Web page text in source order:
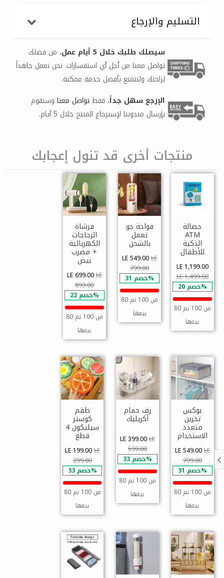
التسليم والإرجاع
سيصلك طلبك خلال 5 أيام عمل.
من فضلك
تواصل معنا من أجل أي استفسارات. نحن نعمل جاهداً
لراحتك ولتتمتع بأفضل خدمة ممكنة.
الإرجع سهل جداً، فقط تواصل معنا وسنقوم
بإرسال مندوبنا لإسترجاع المنتج خلال 5 أيام.
منتجات أخرى قد تنول إعجابك
حصالة
ATM
الذكية
للأطفال
LE 1,199.00
LE 1,499.00
خصم 20%
80 من 100 تم
بيعها
فواحة جو
تعمل
بالشحن
LE 549.00LE
799.00
خصم 31%
80 من 100 تم
بيعها
فرشاة
الزجاجات
الكهربائية
+ مضرب
بيض
LE 699.00LE
899.00
خصم 22%
80 من 100 تم
بيعها
بوكس
تخزين
متعدد
الاستخدام
LE 549.00LE
799.00
خصم 31%
80 من 100 تم
بيعها
رف حمام
أكريليك
LE 399.00LE
599.00
خصم 33%
80 من 100 تم
بيعها
طقم
كوستر
سيليكون 4
قطع
LE 199.00LE
299.00
خصم 33%
80 من 100 تم
بيعها